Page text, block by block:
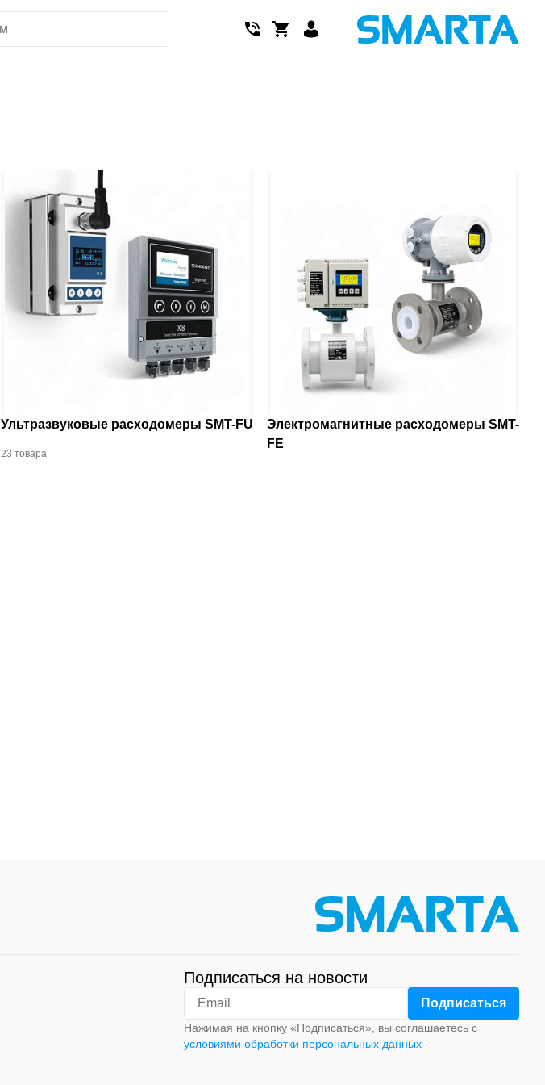
Ультразвуковые расходомеры SMT-FU
23 товара
Электромагнитные расходомеры SMT-
FE
Подписаться на новости
Нажимая на кнопку «Подписаться», вы соглашаетесь с
условиями обработки персональных данных